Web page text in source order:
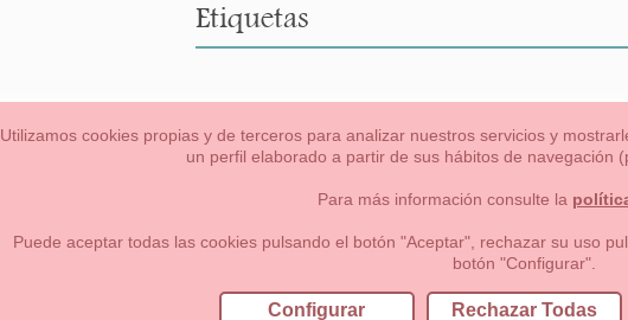
Etiquetas
Pequeños/as Niña Niño Mamas & Papas
Condiciones generales de compra, formas de pago , política de devoluciones y
Av. Sierra de Grazalema, nº9 28691 Villanueva de la Cañada Madrid
Utilizamos cookies propias y de terceros para analizar nuestros servicios y
un perfil elaborado a partir de sus hábitos de navegación
Para más información consulte la
Puede aceptar todas las cookies pulsando el botón "Aceptar", rechazar su uso
botón "Configurar".
Configurar Rechazar Todas